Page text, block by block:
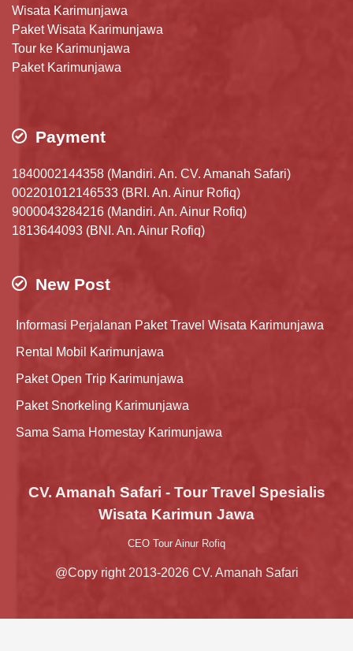
Wisata Karimunjawa
Paket Wisata Karimunjawa
Tour ke Karimunjawa
Paket Karimunjawa
Payment
1840002144358 (Mandiri. An. CV. Amanah Safari)
002201012146533 (BRI. An. Ainur Rofiq)
9000043284216 (Mandiri. An. Ainur Rofiq)
1813644093 (BNI. An. Ainur Rofiq)
New Post
Informasi Perjalanan Paket Travel Wisata Karimunjawa
Rental Mobil Karimunjawa
Paket Open Trip Karimunjawa
Paket Snorkeling Karimunjawa
Sama Sama Homestay Karimunjawa
CV. Amanah Safari - Tour Travel Spesialis
Wisata Karimun Jawa
CEO Tour Ainur Rofiq
@Copy right 2013-2026 CV. Amanah Safari